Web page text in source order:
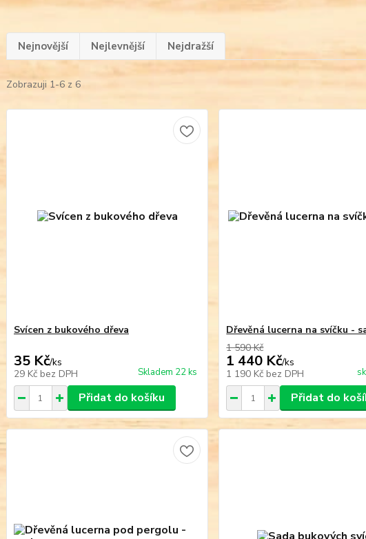
Nejnovější Nejlevnější Nejdražší
Zobrazuji 1-6 z 6
Svícen z bukového dřeva
35 Kč/ks
29 Kč bez DPH Skladem 22 ks
Přidat do košíku
Dřevěná lucerna na svíčku -
1 590 Kč
1 440 Kč/ks
1 190 Kč bez DPH
Přidat do